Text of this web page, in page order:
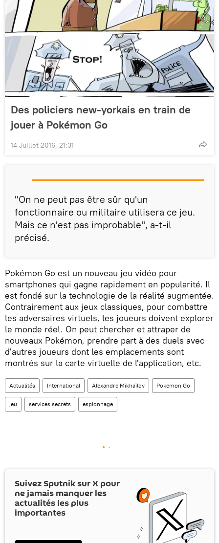
Des policiers new-yorkais en train de
jouer à Pokémon Go
14 Juillet 2016, 21:31
"On ne peut pas être sûr qu'un
fonctionnaire ou militaire utilisera ce jeu.
Mais ce n'est pas improbable", a-t-il
précisé.
Pokémon Go est un nouveau jeu vidéo pour
smartphones qui gagne rapidement en popularité. Il
est fondé sur la technologie de la réalité augmentée.
Contrairement aux jeux classiques, pour combattre
les adversaires virtuels, les joueurs doivent explorer
le monde réel. On peut chercher et attraper de
nouveaux Pokémon, prendre part à des duels avec
d'autres joueurs dont les emplacements sont
montrés sur la carte virtuelle de l'application, etc.
Actualités International Alexandre Mikhaïlov Pokemon Go
jeu services secrets espionnage
Suivez Sputnik surX pour
ne jamais manquer les
actualités les plus
importantes